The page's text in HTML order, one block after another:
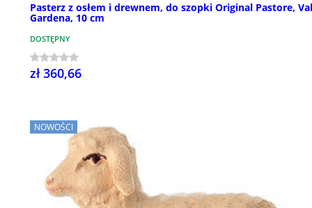
Pasterz z osłem i drewnem, do szopki Original Pastore, Val
Gardena, 10 cm
DOSTĘPNY
zł 360,66
NOWOŚCI